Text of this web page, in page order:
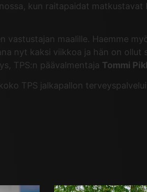
kun raitapaidat matkustavat
maalille. Haemme
nyt kaksi viikkoa ja hän on ollut
TPS:n päävalmentaja Tommi
TPS jalkapallon